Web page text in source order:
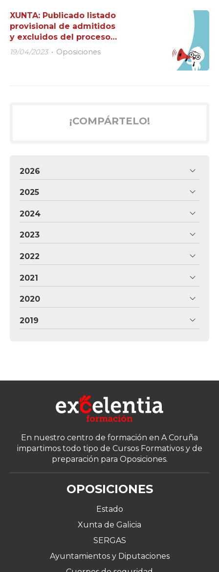
XUNTA: Publicado listado
provisional de admitidos
y excluidos del proceso
selectivo del cuerpo
administrativo C1 Xunta.
19/04/2023 Oposiciones
¡COMPÁRTELO!
2026
2025
2024
2023
2022
2021
2020
2019
En nuestro centro de formación en A Coruña
impartimos todo tipo de Cursos Formativos y de
preparación para Oposiciones.
OPOSICIONES
Estado
Xunta de Galicia
SERGAS
Ayuntamientos y Diputaciones